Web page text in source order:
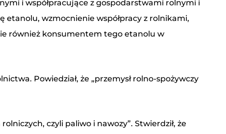
i współpracujące z gospodarstwami rolnymi i
etanolu, wzmocnienie współpracy z rolnikami,
również konsumentem tego etanolu w
Powiedział, że „przemysł rolno-spożywczy
czyli paliwo i nawozy”. Stwierdził, że